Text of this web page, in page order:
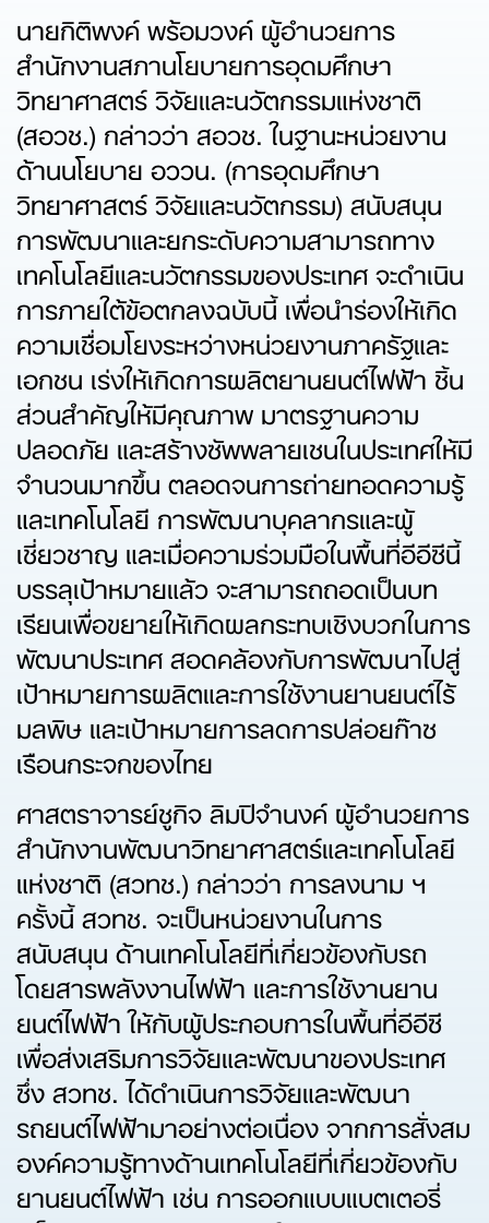
นายกิติพงค์ พร้อมวงค์ ผู้อำนวยการ
สำนักงานสภานโยบายการอุดมศึกษา
วิทยาศาสตร์ วิจัยและนวัตกรรมแห่งชาติ
(สอวช.) กล่าวว่า สอวช. ในฐานะหน่วยงาน
ด้านนโยบาย อววน. (การอุดมศึกษา
วิทยาศาสตร์ วิจัยและนวัตกรรม) สนับสนุน
การพัฒนาและยกระดับความสามารถทาง
เทคโนโลยีและนวัตกรรมของประเทศ จะดำเนิน
การภายใต้ข้อตกลงฉบับนี้ เพื่อนำร่องให้เกิด
ความเชื่อมโยงระหว่างหน่วยงานภาครัฐและ
เอกชน เร่งให้เกิดการผลิตยานยนต์ไฟฟ้า ชิ้น
ส่วนสำคัญให้มีคุณภาพ มาตรฐานความ
ปลอดภัย และสร้างซัพพลายเชนในประเทศให้มี
จำนวนมากขึ้น ตลอดจนการถ่ายทอดความรู้
และเทคโนโลยี การพัฒนาบุคลากรและผู้
เชี่ยวชาญ และเมื่อความร่วมมือในพื้นที่อีอีซีนี้
บรรลุเป้าหมายแล้ว จะสามารถถอดเป็นบท
เรียนเพื่อขยายให้เกิดผลกระทบเชิงบวกในการ
พัฒนาประเทศ สอดคล้องกับการพัฒนาไปสู่
เป้าหมายการผลิตและการใช้งานยานยนต์ไร้
มลพิษ และเป้าหมายการลดการปล่อยก๊าซ
เรือนกระจกของไทย
ศาสตราจารย์ชูกิจ ลิมปิจำนงค์ ผู้อำนวยการ
สำนักงานพัฒนาวิทยาศาสตร์และเทคโนโลยี
แห่งชาติ (สวทช.) กล่าวว่า การลงนาม ฯ
ครั้งนี้ สวทช. จะเป็นหน่วยงานในการ
สนับสนุน ด้านเทคโนโลยีที่เกี่ยวข้องกับรถ
โดยสารพลังงานไฟฟ้า และการใช้งานยาน
ยนต์ไฟฟ้า ให้กับผู้ประกอบการในพื้นที่อีอีซี
เพื่อส่งเสริมการวิจัยและพัฒนาของประเทศ
ซึ่ง สวทช. ได้ดำเนินการวิจัยและพัฒนา
รถยนต์ไฟฟ้ามาอย่างต่อเนื่อง จากการสั่งสม
องค์ความรู้ทางด้านเทคโนโลยีที่เกี่ยวข้องกับ
ยานยนต์ไฟฟ้า เช่น การออกแบบแบตเตอรี่